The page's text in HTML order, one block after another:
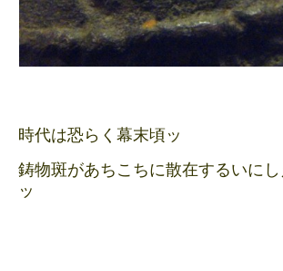
時代は恐らく幕末頃ッ
鋳物斑があちこちに散在するいにし
ッ